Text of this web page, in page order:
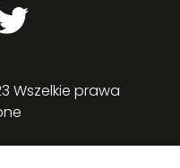
Wszelkie prawa